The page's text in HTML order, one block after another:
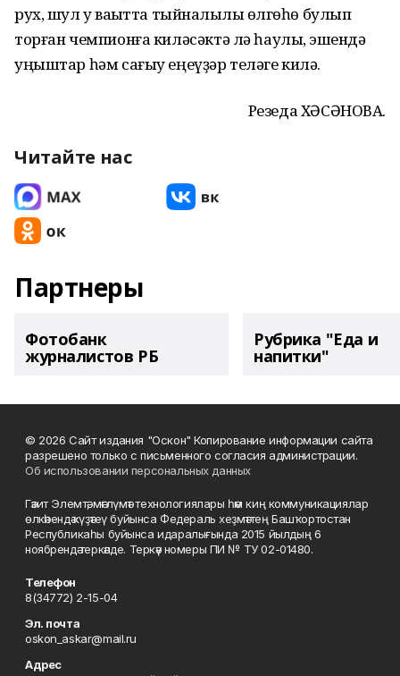
рух, шул уҡ ваҡытта тыйнаҡлылыҡ өлгөһө булып
торған чемпионға киләсәктә лә һаулыҡ, эшендә
уңыштар һәм сағыу еңеүҙәр теләге килә.
Резеда ХӘСӘНОВА.
Читайте нас
Партнеры
Фотобанк
журналистов РБ
Рубрика "Еда и
напитки"
© 2026 Сайт издания "Оскон" Копирование информации сайта
разрешено только с письменного согласия администрации.
Об использовании персональных данных
Гәзит Элемтә, мәғлүмәт технологиялары һәм киң коммуникациялар
өлкәһендә күҙәтеү буйынса Федераль хеҙмәттең Башҡортостан
Республикаһы буйынса идаралығында 2015 йылдың 6
ноябрендә теркәлде. Теркәү номеры ПИ № ТУ 02-01480.
Телефон
8(34772) 2-15-04
Эл. почта
oskon_askar@mail.ru
Адрес